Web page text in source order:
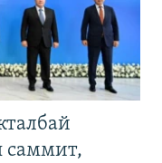
саммит,